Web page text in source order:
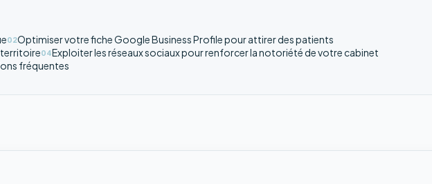
02Optimiser votre fiche Google Business Profile pour attirer des patients
04Exploiter les réseaux sociaux pour renforcer la notoriété de votre cabinet
fréquentes